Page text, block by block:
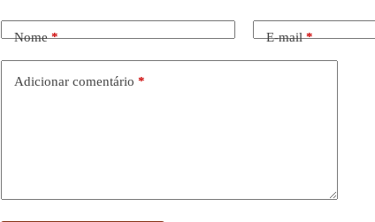
Nome* E-mail*
Adicionar comentário *